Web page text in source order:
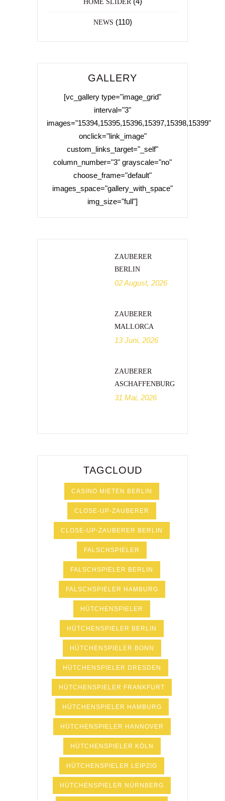
HOME SLIDER
NEWS (110)
GALLERY
[vc_gallery type="image_grid"
interval="3"
images="15394,15395,15396,15397,15398,15399"
onclick="link_image"
custom_links_target="_self"
column_number="3" grayscale="no"
choose_frame="default"
images_space="gallery_with_space"
img_size="full"]
ZAUBERER
BERLIN
02 August, 2026
ZAUBERER
MALLORCA
13 Juni, 2026
ZAUBERER
ASCHAFFENBURG
31 Mai, 2026
TAGCLOUD
CASINO MIETEN BERLIN
CLOSE-UP-ZAUBERER
CLOSE-UP-ZAUBERER BERLIN
FALSCHSPIELER
FALSCHSPIELER BERLIN
FALSCHSPIELER HAMBURG
HÜTCHENSPIELER
HÜTCHENSPIELER BERLIN
HÜTCHENSPIELER BONN
HÜTCHENSPIELER DRESDEN
HÜTCHENSPIELER FRANKFURT
HÜTCHENSPIELER HAMBURG
HÜTCHENSPIELER HANNOVER
HÜTCHENSPIELER KÖLN
HÜTCHENSPIELER LEIPZIG
HÜTCHENSPIELER NÜRNBERG